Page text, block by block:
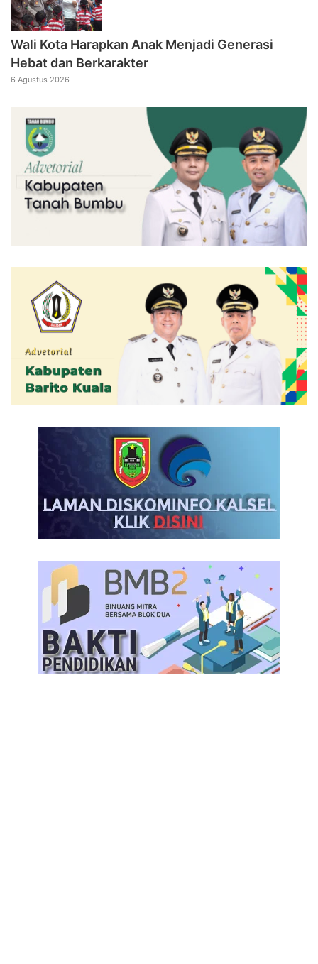
Wali Kota Harapkan Anak Menjadi Generasi
Hebat dan Berkarakter
6 Agustus 2026